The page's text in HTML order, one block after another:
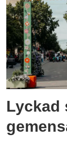
Lyckad